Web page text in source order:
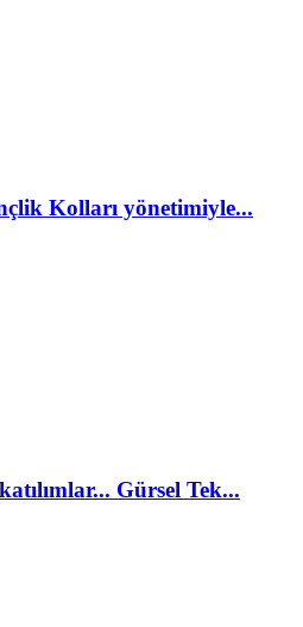
Kolları yönetimiyle...
Gürsel Tek...